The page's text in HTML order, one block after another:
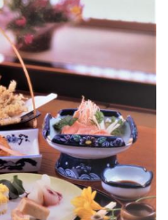
菜・川魚などのお料
うぞ。
ずつに、飲泉処が１